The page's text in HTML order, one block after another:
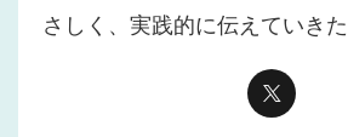
さしく、実践的に伝えていきた